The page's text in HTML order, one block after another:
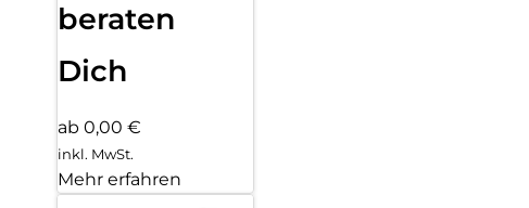
beraten
Dich
ab 0,00 €
inkl. MwSt.
Mehr erfahren